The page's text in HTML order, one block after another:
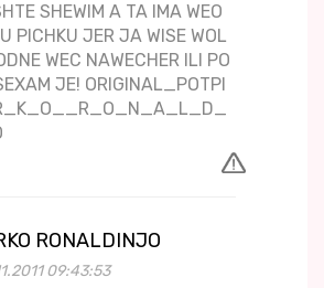
SHEWIM A TA IMA WEO
PICHKU JER JA WISE WOL
WEC NAWECHER ILI PO
JE! ORIGINAL_POTPI
RONALDINJO
09:43:53